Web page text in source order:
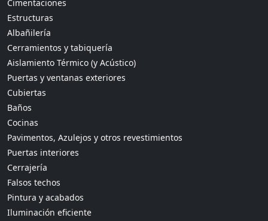
Cimentaciones
Estructuras
Albañilería
Cerramientos y tabiquería
Aislamiento Térmico (y Acústico)
Puertas y ventanas exteriores
Cubiertas
Baños
Cocinas
Pavimentos, Azulejos y otros revestimientos
Puertas interiores
Cerrajería
Falsos techos
Pintura y acabados
Iluminación eficiente